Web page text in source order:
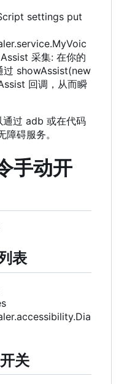
settings put
采集: 在你的
showAssist(new
回调，从而瞬
通过 adb 或在代码
碍服务。
手动开
表
关